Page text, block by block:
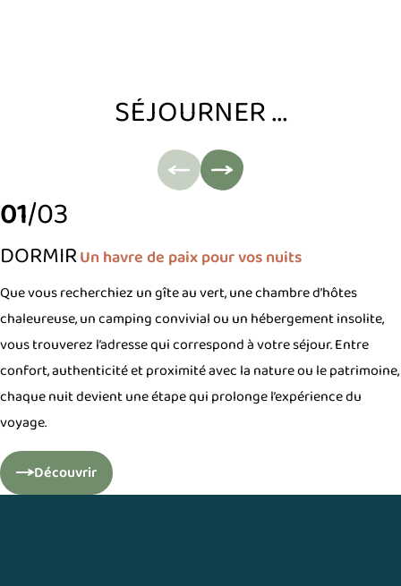
SÉJOURNER ...
01/03
DORMIRUn havre de paix pour vos nuits
Que vous recherchiez un gîte au vert, une chambre d’hôtes
chaleureuse, un camping convivial ou un hébergement insolite,
vous trouverez l’adresse qui correspond à votre séjour. Entre
confort, authenticité et proximité avec la nature ou le patrimoine,
chaque nuit devient une étape qui prolonge l’expérience du
voyage.
Découvrir
Dormir